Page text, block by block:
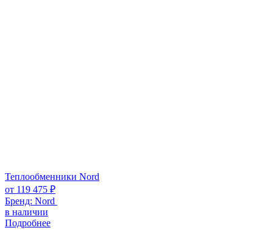
Теплообменники Nord
от 119 475 ₽
Бренд: Nord
в наличии
Подробнее